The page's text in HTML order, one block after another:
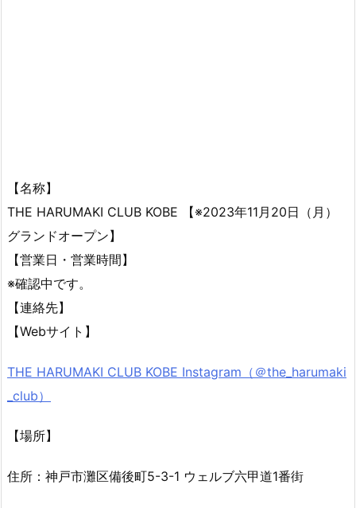
【名称】
THE HARUMAKI CLUB KOBE 【※2023年11月20日（月）
グランドオープン】
【営業日・営業時間】
※確認中です。
【連絡先】
【Webサイト】
THE HARUMAKI CLUB KOBE Instagram（＠the_harumaki
_club）
【場所】
住所：神戸市灘区備後町5-3-1 ウェルブ六甲道1番街